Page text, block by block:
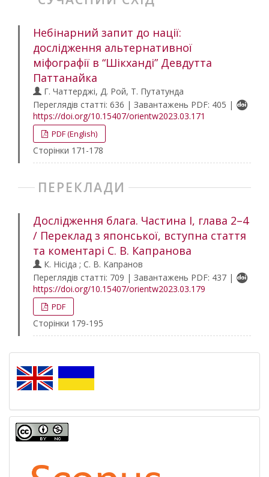
Небінарний запит до нації:
дослідження альтернативної
міфографії в “Шікханді” Девдутта
Паттанайка
Г. Чаттерджі, Д. Рой, Т. Путатунда
Переглядів статті: 636 | Завантажень PDF: 405 |
https://doi.org/10.15407/orientw2023.03.171
PDF (English)
Сторінки 171-178
ПЕРЕКЛАДИ
Дослідження блага. Частина І, глава 2–4
/ Переклад з японської, вступна стаття
та коментарі С. В. Капранова
К. Нісіда ; С. В. Капранов
Переглядів статті: 709 | Завантажень PDF: 437 |
https://doi.org/10.15407/orientw2023.03.179
PDF
Сторінки 179-195